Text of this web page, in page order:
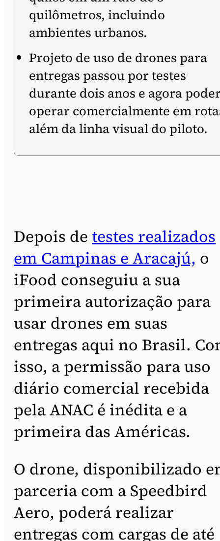
quilômetros, incluindo
ambientes urbanos.
Projeto de uso de drones para
entregas passou por testes
durante dois anos e agora
operar comercialmente em
além da linha visual do piloto.
Depois de testes realizados
em Campinas e Aracajú, o
iFood conseguiu a sua
primeira autorização para
usar drones em suas
entregas aqui no Brasil.
isso, a permissão para uso
diário comercial recebida
pela ANAC é inédita e a
primeira das Américas.
O drone, disponibilizado
parceria com a Speedbird
Aero, poderá realizar
entregas com cargas de até